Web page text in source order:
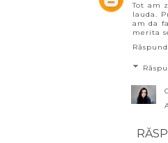
Tot am
lauda.
am da
merita